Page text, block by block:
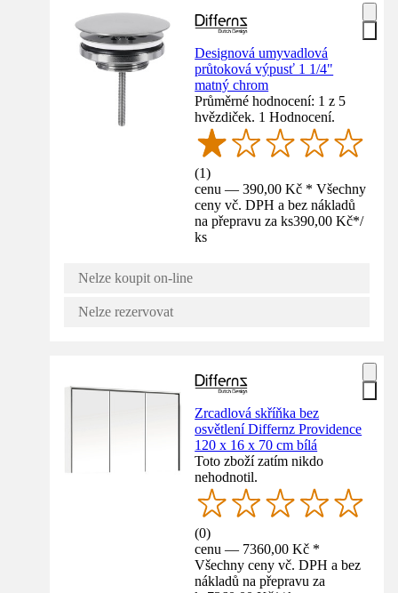
Designová umyvadlová
průtoková výpusť 1 1/4"
matný chrom
Průměrné hodnocení: 1 z 5
hvězdiček. 1 Hodnocení.
(1)
cenu — 390,00 Kč * Všechny
ceny vč. DPH a bez nákladů
na přepravu za ks390,00 Kč*/
ks
Nelze koupit on-line
Nelze rezervovat
Zrcadlová skříňka bez
osvětlení Differnz Providence
120 x 16 x 70 cm bílá
Toto zboží zatím nikdo
nehodnotil.
(0)
cenu — 7360,00 Kč *
Všechny ceny vč. DPH a bez
nákladů na přepravu za